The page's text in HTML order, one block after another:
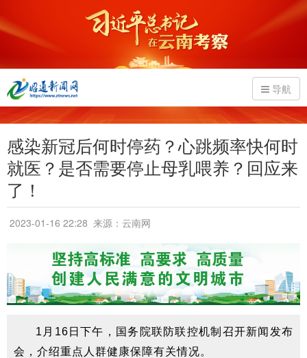
导航
感染新冠后何时停药？心跳频率快何时
就医？是否需要停止母乳喂养？回应来
了！
2023-01-16 22:28 来源：云南网
1月16日下午，国务院联防联控机制召开新闻发布
会， 介绍重点人群健康保障有关情况。